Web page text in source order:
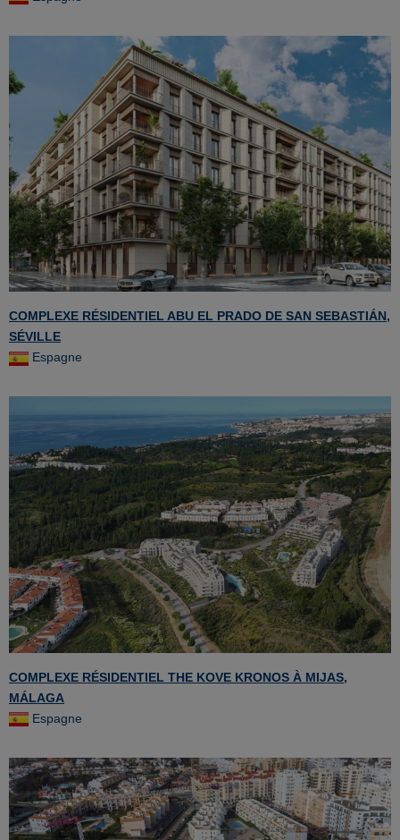
COMPLEXE RÉSIDENTIEL ABU EL PRADO DE SAN SEBASTIÁN,
SÉVILLE
Espagne
COMPLEXE RÉSIDENTIEL THE KOVE KRONOS À MIJAS,
MÁLAGA
Espagne